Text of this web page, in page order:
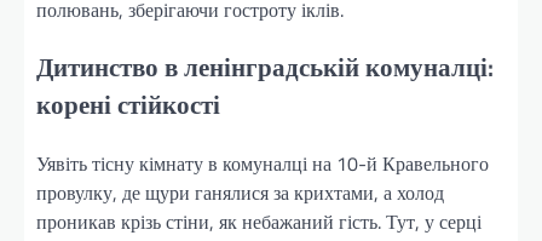
полювань, зберігаючи гостроту іклів.
Дитинство в ленінградській комуналці:
корені стійкості
Уявіть тісну кімнату в комуналці на 10-й Кравельного
провулку, де щури ганялися за крихтами, а холод
проникав крізь стіни, як небажаний гість. Тут, у серці